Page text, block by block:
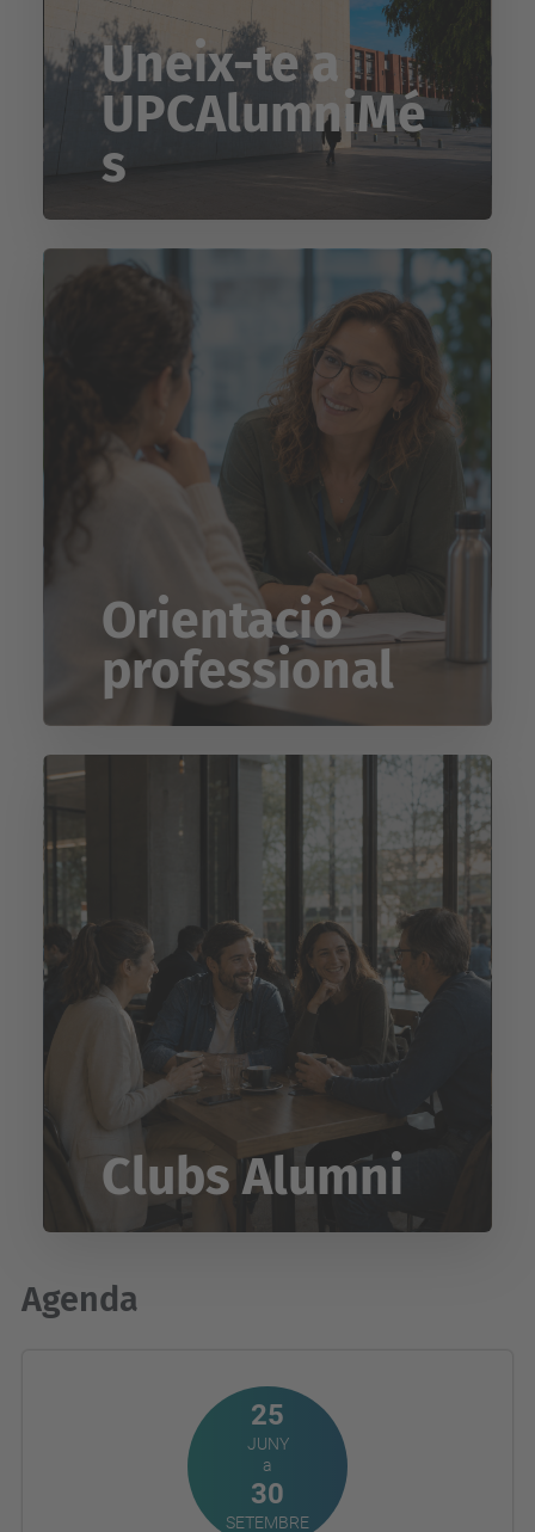
Uneix-te a
UPCAlumniMé
s
Orientació
professional
Clubs Alumni
Agenda
25
JUNY
a
30
SETEMBRE